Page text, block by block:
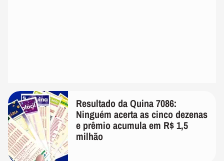
Resultado da Quina 7086:
Ninguém acerta as cinco dezenas
e prêmio acumula em R$ 1,5
milhão